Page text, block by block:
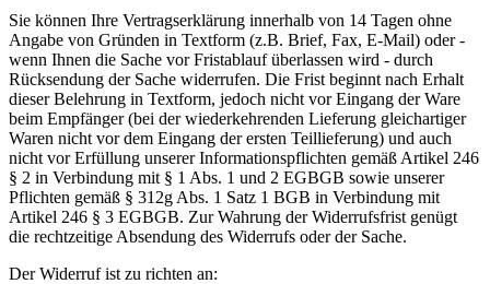
Sie können Ihre Vertragserklärung innerhalb von 14 Tagen ohne
Angabe von Gründen in Textform (z.B. Brief, Fax, E-Mail) oder -
wenn Ihnen die Sache vor Fristablauf überlassen wird - durch
Rücksendung der Sache widerrufen. Die Frist beginnt nach Erhalt
dieser Belehrung in Textform, jedoch nicht vor Eingang der Ware
beim Empfänger (bei der wiederkehrenden Lieferung gleichartiger
Waren nicht vor dem Eingang der ersten Teillieferung) und auch
nicht vor Erfüllung unserer Informationspflichten gemäß Artikel 246
§ 2 in Verbindung mit § 1 Abs. 1 und 2 EGBGB sowie unserer
Pflichten gemäß § 312g Abs. 1 Satz 1 BGB in Verbindung mit
Artikel 246 § 3 EGBGB. Zur Wahrung der Widerrufsfrist genügt
die rechtzeitige Absendung des Widerrufs oder der Sache.
Der Widerruf ist zu richten an: